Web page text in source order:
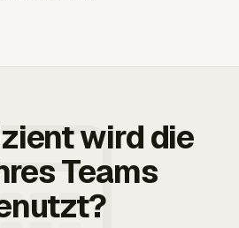
wird die
Teams